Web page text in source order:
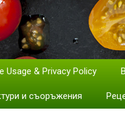
Usage & Privacy Policy
и съоръжения